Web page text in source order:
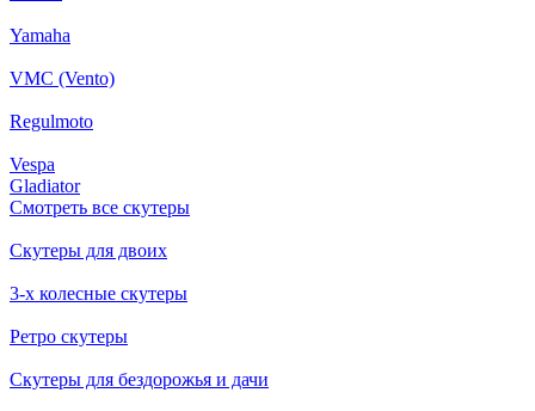
Yamaha
VMC (Vento)
Regulmoto
Vespa
Gladiator
Смотреть все скутеры
Скутеры для двоих
3-х колесные скутеры
Ретро скутеры
Скутеры для бездорожья и дачи